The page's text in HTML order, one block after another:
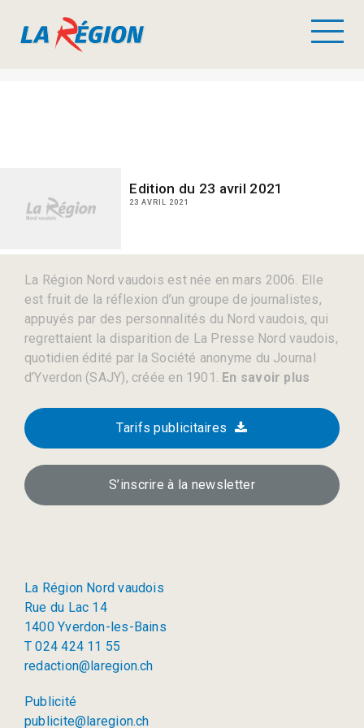
Edition du 23 avril 2021
23 AVRIL 2021
La Région Nord vaudois est née en mars 2006. Elle
est fruit de la réflexion d’un groupe de journalistes,
appuyés par des personnalités du Nord vaudois, qui
regrettaient la disparition de La Presse Nord vaudois,
quotidien édité par la Société anonyme du Journal
d’Yverdon (SAJY), créée en 1901. En savoir plus
Tarifs publicitaires
S’inscrire à la newsletter
La Région Nord vaudois
Rue du Lac 14
1400 Yverdon-les-Bains
T 024 424 11 55
redaction@laregion.ch
Publicité
publicite@laregion.ch